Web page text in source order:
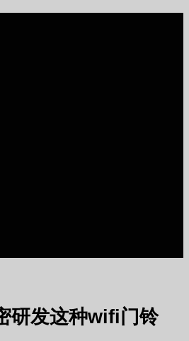
研发这种wifi门铃